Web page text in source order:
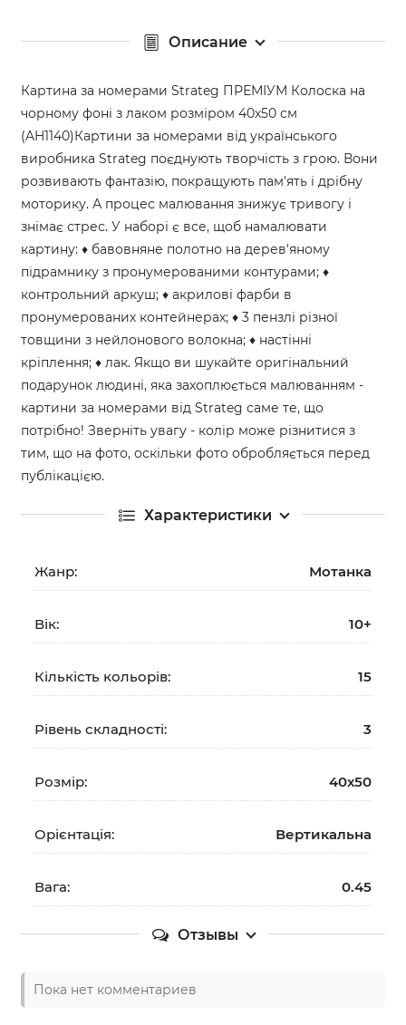
Описание
Картина за номерами Strateg ПРЕМІУМ Колоска на
чорному фоні з лаком розміром 40х50 см
(AH1140)Картини за номерами від українського
виробника Strateg поєднують творчість з грою. Вони
розвивають фантазію, покращують пам'ять і дрібну
моторику. А процес малювання знижує тривогу і
знімає стрес. У наборі є все, щоб намалювати
картину: ♦ бавовняне полотно на дерев'яному
підрамнику з пронумерованими контурами; ♦
контрольний аркуш; ♦ акрилові фарби в
пронумерованих контейнерах; ♦ 3 пензлі різної
товщини з нейлонового волокна; ♦ настінні
кріплення; ♦ лак. Якщо ви шукайте оригінальний
подарунок людині, яка захоплюється малюванням -
картини за номерами від Strateg саме те, що
потрібно! Зверніть увагу - колір може різнитися з
тим, що на фото, оскільки фото обробляється перед
публікацією.
Характеристики
Жанр: Мотанка
Вік: 10+
Кількість кольорів: 15
Рівень складності: 3
Розмір: 40х50
Орієнтація: Вертикальна
Вага: 0.45
Отзывы
Пока нет комментариев